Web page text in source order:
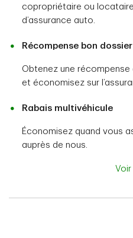
copropriétaire ou
d’assurance auto.
Récompense bon dossier
Obtenez une récompense
et économisez sur
Rabais multivéhicule
Économisez quand vous
auprès de nous.
Voir